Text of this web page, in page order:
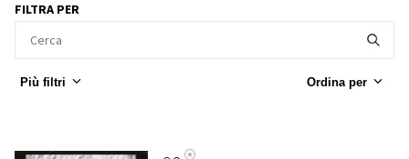
FILTRA PER
Più filtri Ordina per